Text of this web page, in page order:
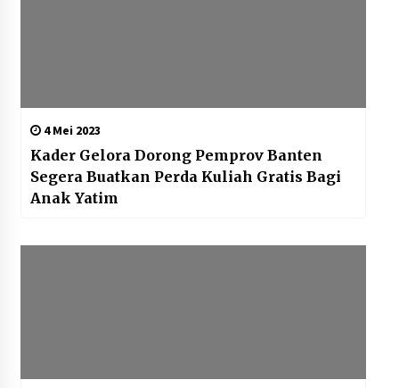
4 Mei 2023
Kader Gelora Dorong Pemprov Banten
Segera Buatkan Perda Kuliah Gratis Bagi
Anak Yatim